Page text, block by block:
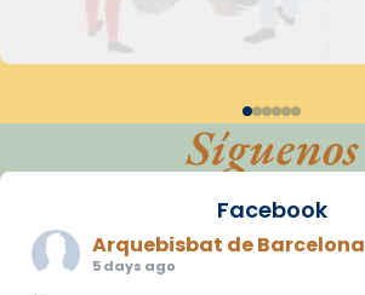
Síguenos
Facebook
Arquebisbat de Barcelona
5 days ago